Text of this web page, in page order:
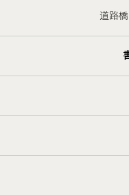
道路